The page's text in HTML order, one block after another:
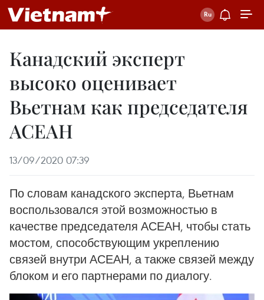
Канадский эксперт
высоко оценивает
Вьетнам как председателя
АСЕАН
13/09/2020 07:39
По словам канадского эксперта, Вьетнам
воспользовался этой возможностью в
качестве председателя АСЕАН, чтобы стать
мостом, способствующим укреплению
связей внутри АСЕАН, а также связей между
блоком и его партнерами по диалогу.